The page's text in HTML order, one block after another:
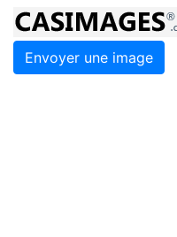
Envoyer une image